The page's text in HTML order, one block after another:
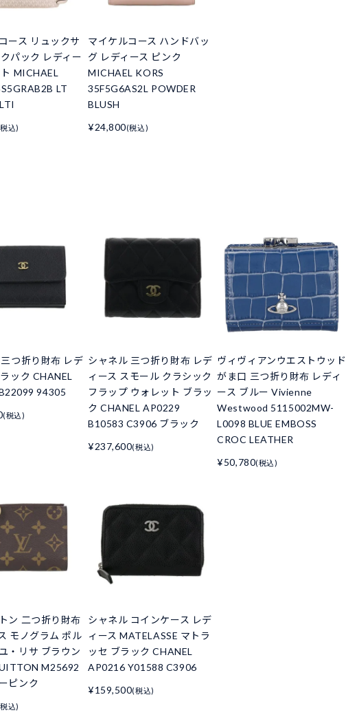
ース リュックサ
パック レディー
MICHAEL
LT
込)
マイケルコース ハンドバッ
グ レディース ピンク
MICHAEL KORS
35F5G6AS2L POWDER
BLUSH
¥24,800(税込)
つ折り財布 レデ
ック CHANEL
94305
(税込)
シャネル 三つ折り財布 レデ
ィース スモール クラシック
フラップ ウォレット ブラッ
ク CHANEL AP0229
B10583 C3906 ブラック
¥237,600(税込)
ヴィヴィアンウエストウッド
がま口 三つ折り財布 レディ
ース ブルー Vivienne
Westwood 5115002MW-
L0098 BLUE EMBOSS
CROC LEATHER
¥50,780(税込)
ン 二つ折り財布
モノグラム ポル
・リサ ブラウン
M25692
ピンク
込)
シャネル コインケース レデ
ィース MATELASSE マトラ
ッセ ブラック CHANEL
AP0216 Y01588 C3906
¥159,500(税込)